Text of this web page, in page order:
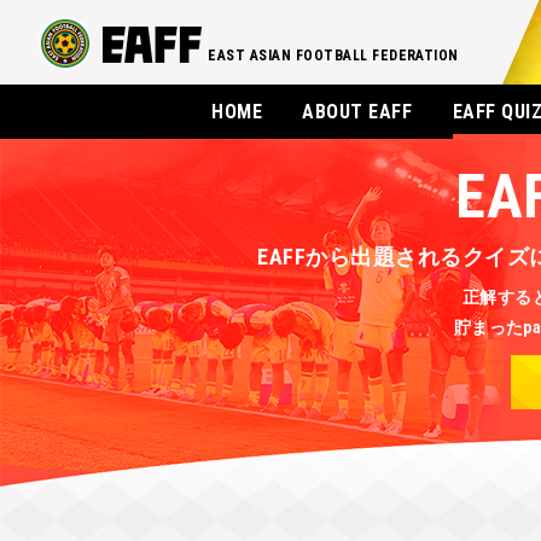
EAST ASIAN FOOTBALL FEDERATION
HOME ABOUT EAFF EAFF
EAFFから出題されるクイ
正解する
貯まった